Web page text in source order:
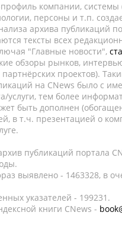
компании, системы
персоны и т.п.
архива публикаций
тексты всех
"Главные новости",
обзоры рынков,
проектов).
на CNews было с
услуги, тем более
быть дополнен
в т.ч. презентацией о
публикаций портала
выявлено - 1463328, в
указателей - 199231.
книги CNews -